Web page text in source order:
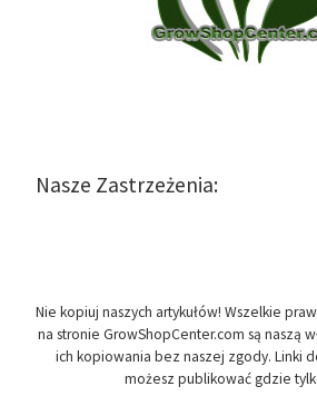
Nasze Zastrzeżenia:
Nie kopiuj naszych artykułów! Wszelkie
na stronie GrowShopCenter.com są naszą
ich kopiowania bez naszej zgody. Linki
możesz publikować gdzie